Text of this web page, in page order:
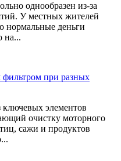
однообразен из-за
У местных жителей
нормальные деньги
на...
при разных
элементов
очистку моторного
сажи и продуктов